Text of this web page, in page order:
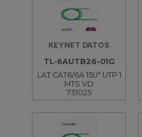
KEYNET DATOS
TL-6AUTB26-01G
LAT CAT6/6A 15U" UTP 1
MTS VD
731025